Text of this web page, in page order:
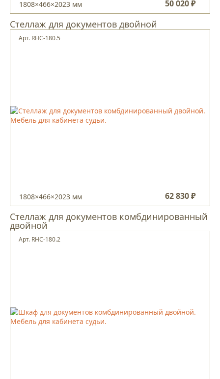
1808×466×2023 мм 50 020 ₽
Стеллаж для документов двойной
1808×466×2023 мм 62 830 ₽
Арт. RHC-180.5
Стеллаж для документов комбдинированный
двойной
Арт. RHC-180.2